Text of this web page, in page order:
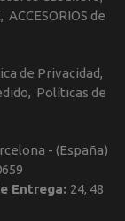
ACCESORIOS de
de Privacidad
Políticas de
- (España)
Entrega: 24, 48